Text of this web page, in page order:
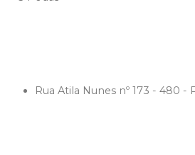
Rua Atila Nunes nº 173 - 480 -